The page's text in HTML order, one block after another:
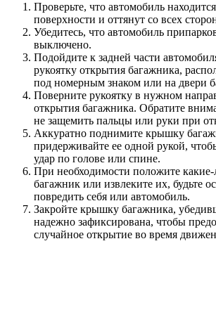
Проверьте, что автомобиль
поверхности и оттянут со всех
Убедитесь, что автомобиль
выключено.
Подойдите к задней части
рукоятку открытия багажника,
под номерным знаком или на двери
Поверните рукоятку в нужном
открытия багажника. Обратите
не защемить пальцы или руки при
Аккуратно поднимите крышку
придерживайте ее одной рукой,
удар по голове или спине.
При необходимости положите
багажник или извлеките их, будьте
повредить себя или автомобиль.
Закройте крышку багажника,
надежно зафиксирована, чтобы
случайное открытие во время